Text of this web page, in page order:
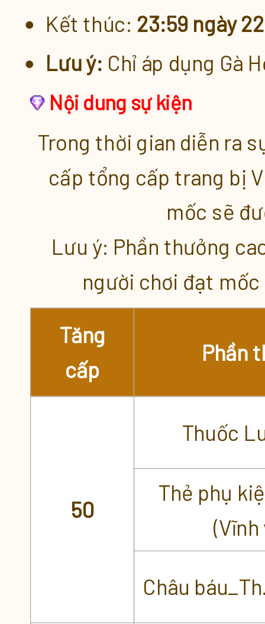
Quà Đăng Nhập Liên Tục
Thưởng Đua Top Guild
Thưởng Đua Top Cá Nhân
Vượt Phó bản đầu tiên
Kết thúc: 23:59 ngày
Lưu ý: Chỉ áp dụng Gà
Nội dung sự kiện
Trong thời gian diễn ra
cấp tổng cấp trang bị
mốc sẽ
Lưu ý: Phần thưởng
người chơi đạt
Tăng
cấp
Phần
50
Thuốc
Thẻ phụ
Châu